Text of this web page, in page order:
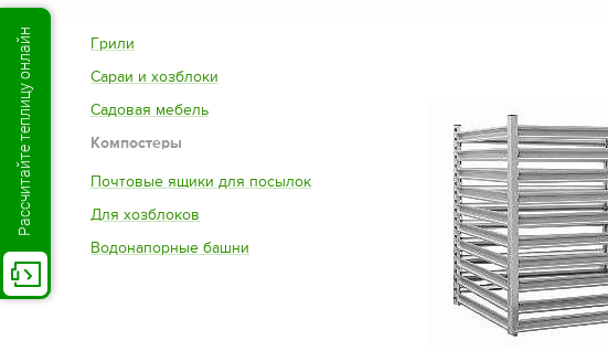
Грили
Сараи и хозблоки
Садовая мебель
Компостеры
Почтовые ящики для посылок
Для хозблоков
Водонапорные башни
Рассчитайте теплицу онлайн